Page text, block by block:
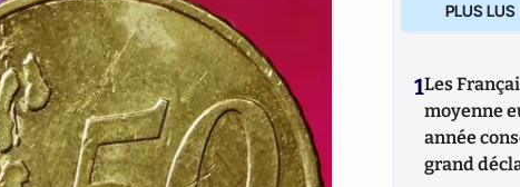
PLUS LUS
1Les
moyenne
année
grand